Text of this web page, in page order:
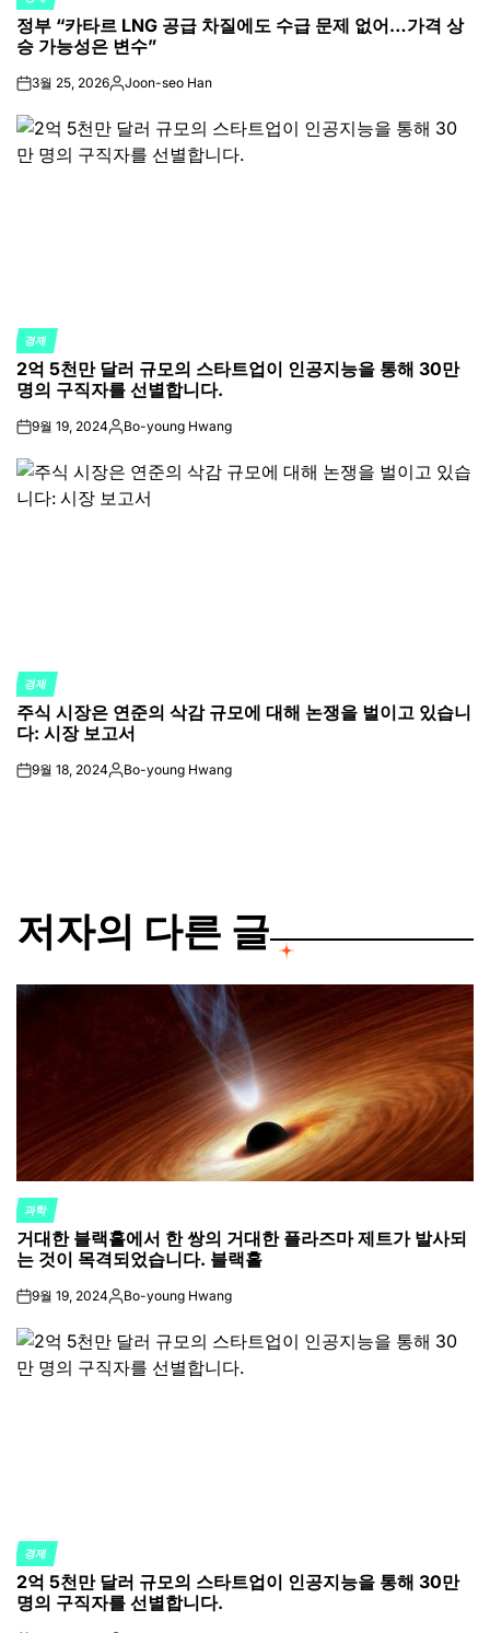
POSTED
IN
정부 “카타르 LNG 공급 차질에도 수급 문제 없어…가격 상
승 가능성은 변수”
on3월 25, 2026Posted
Joon-seo Han
POSTED
IN
경제
2억 5천만 달러 규모의 스타트업이 인공지능을 통해 30만
명의 구직자를 선별합니다.
on9월 19, 2024Posted
Bo-young Hwang
POSTED
IN
경제
주식 시장은 연준의 삭감 규모에 대해 논쟁을 벌이고 있습니
다: 시장 보고서
on9월 18, 2024Posted
Bo-young Hwang
저자의 다른 글
POSTED
IN
과학
거대한 블랙홀에서 한 쌍의 거대한 플라즈마 제트가 발사되
는 것이 목격되었습니다. 블랙홀
on9월 19, 2024Posted
Bo-young Hwang
POSTED
IN
경제
2억 5천만 달러 규모의 스타트업이 인공지능을 통해 30만
명의 구직자를 선별합니다.